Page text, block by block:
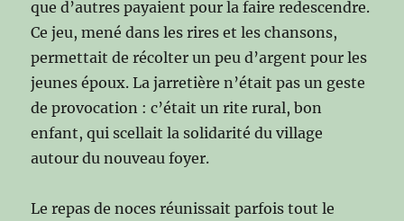
que d’autres payaient pour la faire redescendre.
Ce jeu, mené dans les rires et les chansons,
permettait de récolter un peu d’argent pour les
jeunes époux. La jarretière n’était pas un geste
de provocation : c’était un rite rural, bon
enfant, qui scellait la solidarité du village
autour du nouveau foyer.
Le repas de noces réunissait parfois tout le